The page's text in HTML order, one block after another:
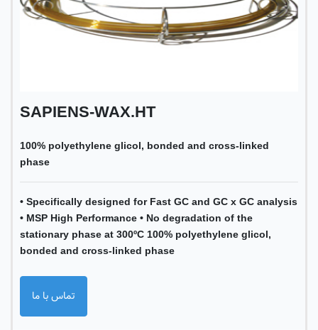
SAPIENS-WAX.HT
100% polyethylene glicol, bonded and cross-linked
phase
• Specifically designed for Fast GC and GC x GC analysis
• MSP High Performance • No degradation of the
stationary phase at 300ºC 100% polyethylene glicol,
bonded and cross-linked phase
تماس با ما